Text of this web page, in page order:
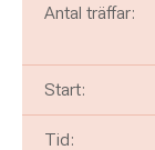
Antal träffar:
Start:
Tid: